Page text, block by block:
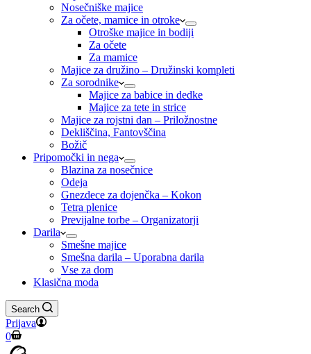
Nosečniške majice
Za očete, mamice in otroke
Otroške majice in bodiji
Za očete
Za mamice
Majice za družino – Družinski kompleti
Za sorodnike
Majice za babice in dedke
Majice za tete in strice
Majice za rojstni dan – Priložnostne
Dekliščina, Fantovščina
Božič
Pripomočki in nega
Blazina za nosečnice
Odeja
Gnezdece za dojenčka – Kokon
Tetra plenice
Previjalne torbe – Organizatorji
Darila
Smešne majice
Smešna darila – Uporabna darila
Vse za dom
Klasična moda
Search
Prijava
Shopping
cart
0